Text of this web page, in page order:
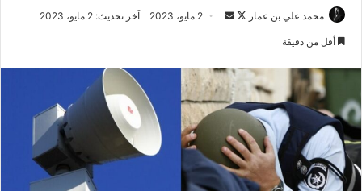
محمد علي بن عمار
تابعأرسل 2 مايو، 2023 آخر تحديث: 2 مايو، 2023
أقل من دقيقة